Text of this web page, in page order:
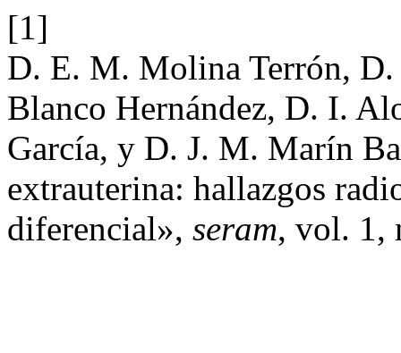
[1]
D. E. M. Molina Terrón,
Blanco Hernández, D. I.
García, y D. J. M. Marín
extrauterina: hallazgos
diferencial», seram, vol. 1,